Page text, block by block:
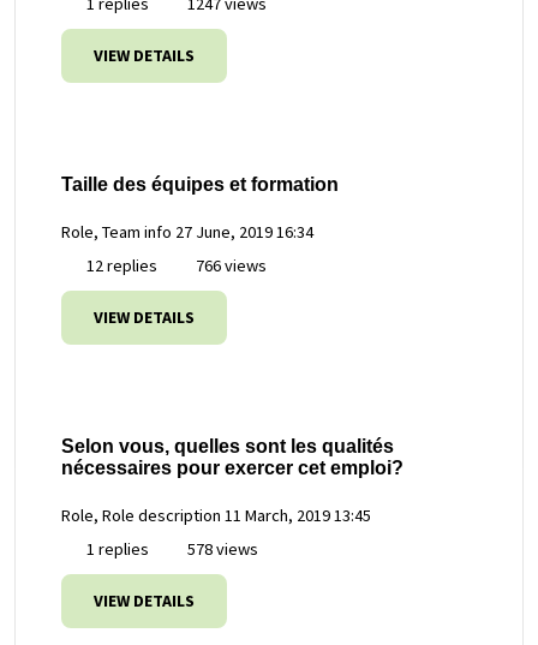
VIEW DETAILS
Taille des équipes et formation
Role, Team info 27 June, 2019 16:34
12 replies
766 views
VIEW DETAILS
Selon vous, quelles sont les qualités
nécessaires pour exercer cet emploi?
Role, Role description 11 March, 2019 13:45
1 replies
578 views
VIEW DETAILS